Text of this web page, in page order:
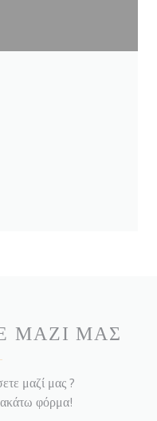
ΜΑΖΊ ΜΑΣ
μαζί μας ?
φόρμα!